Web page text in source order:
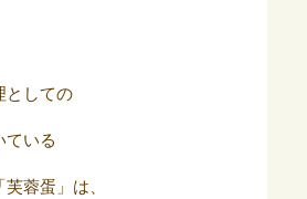
としての
ている
蓉蛋」は、